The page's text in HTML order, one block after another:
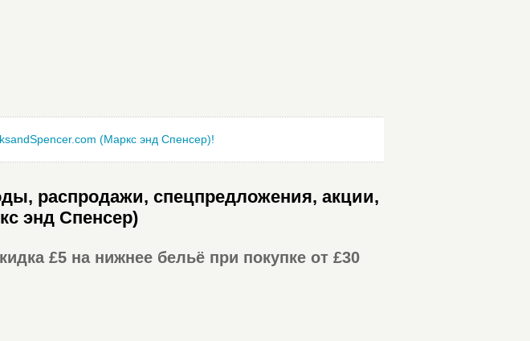
(Маркс энд Спенсер)!
распродажи, спецпредложения, акции,
энд Спенсер)
£5 на нижнее бельё при покупке от £30